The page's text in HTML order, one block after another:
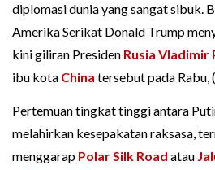
diplomasi dunia yang sangat sibuk.
Amerika Serikat Donald Trump
kini giliran Presiden Rusia Vladimir
ibu kota China tersebut pada
Pertemuan tingkat tinggi antara
melahirkan kesepakatan raksasa,
menggarap Polar Silk Road atau